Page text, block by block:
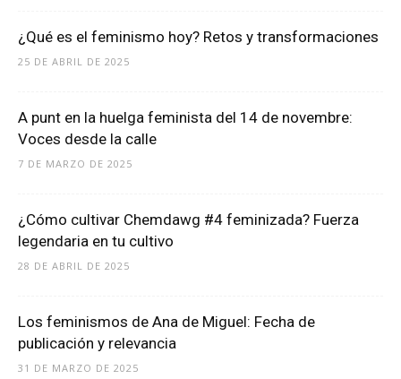
¿Qué es el feminismo hoy? Retos y transformaciones
25 DE ABRIL DE 2025
A punt en la huelga feminista del 14 de novembre:
Voces desde la calle
7 DE MARZO DE 2025
¿Cómo cultivar Chemdawg #4 feminizada? Fuerza
legendaria en tu cultivo
28 DE ABRIL DE 2025
Los feminismos de Ana de Miguel: Fecha de
publicación y relevancia
31 DE MARZO DE 2025